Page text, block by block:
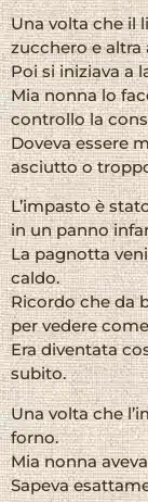
Una volta che il
zucchero e altra
Poi si iniziava a
Mia nonna lo
controllo la
Doveva essere
asciutto o
L’impasto è
in un panno
La pagnotta
caldo.
Ricordo che da
per vedere
Era diventata
subito.
Una volta che
forno.
Mia nonna
Sapeva